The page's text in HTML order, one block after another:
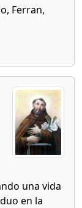
Ferran,
una vida
en la